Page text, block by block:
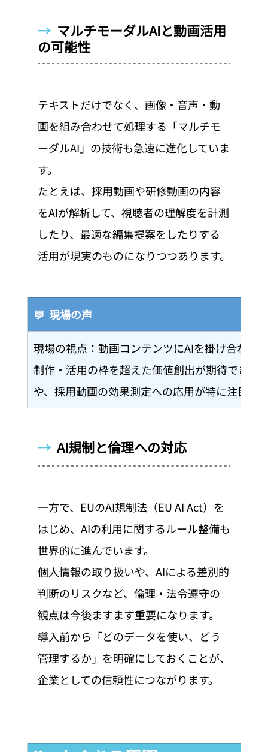
→ マルチモーダルAIと動画活用
の可能性
テキストだけでなく、画像・音声・動
画を組み合わせて処理する「マルチモ
ーダルAI」の技術も急速に進化していま
す。
たとえば、採用動画や研修動画の内容
をAIが解析して、視聴者の理解度を計測
したり、最適な編集提案をしたりする
活用が現実のものになりつつあります。
💬  現場の声
現場の視点：動画コンテンツにAIを掛け合わせ
制作・活用の枠を超えた価値創出が期待できま
や、採用動画の効果測定への応用が特に注目さ
→ AI規制と倫理への対応
一方で、EUのAI規制法（EU AI Act）を
はじめ、AIの利用に関するルール整備も
世界的に進んでいます。
個人情報の取り扱いや、AIによる差別的
判断のリスクなど、倫理・法令遵守の
観点は今後ますます重要になります。
導入前から「どのデータを使い、どう
管理するか」を明確にしておくことが、
企業としての信頼性につながります。